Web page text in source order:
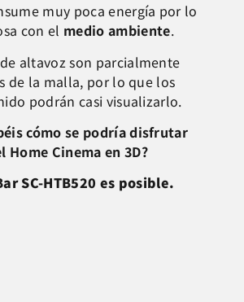
muy poca energía por lo
con el medio ambiente.
altavoz son parcialmente
de la malla, por lo que los
podrán casi visualizarlo.
cómo se podría disfrutar
Home Cinema en 3D?
SC-HTB520 es posible.